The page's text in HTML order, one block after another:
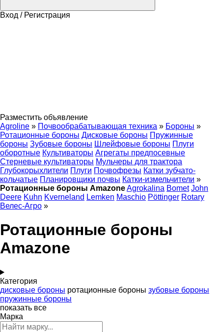
Вход / Регистрация
Разместить объявление
Agroline » Почвообрабатывающая техника » Бороны »
Ротационные бороны Дисковые бороны Пружинные
бороны Зубовые бороны Шлейфовые бороны Плуги
оборотные Культиваторы Агрегаты предпосевные
Стерневые культиваторы Мульчеры для трактора
Глубокорыхлители Плуги Почвофрезы Катки зубчато-
кольчатые Планировщики почвы Катки-измельчители »
Ротационные бороны AmazoneAgrokalina Bomet John
Deere Kuhn Kverneland Lemken Maschio Pöttinger Rotary
Велес-Агро »
Ротационные бороны
Amazone
Категория
дисковые бороны ротационные бороны зубовые бороны
пружинные бороны
показать все
Марка